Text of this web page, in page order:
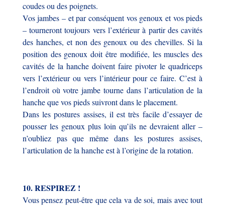
coudes ou des poignets.
Vos jambes – et par conséquent vos genoux et vos pieds
– tourneront toujours vers l’extérieur à partir des cavités
des hanches, et non des genoux ou des chevilles. Si la
position des genoux doit être modifiée, les muscles des
cavités de la hanche doivent faire pivoter le quadriceps
vers l’extérieur ou vers l’intérieur pour ce faire. C’est à
l’endroit où votre jambe tourne dans l’articulation de la
hanche que vos pieds suivront dans le placement.
Dans les postures assises, il est très facile d’essayer de
pousser les genoux plus loin qu’ils ne devraient aller –
n’oubliez pas que même dans les postures assises,
l’articulation de la hanche est à l’origine de la rotation.
10. RESPIREZ !
Vous pensez peut-être que cela va de soi, mais avec tout